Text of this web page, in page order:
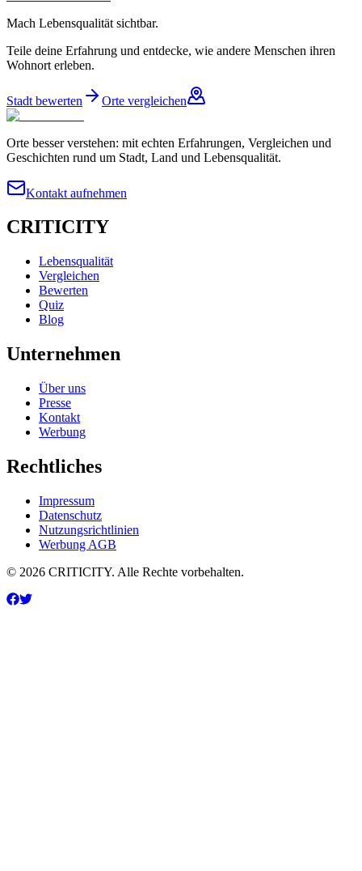
Mach Lebensqualität sichtbar.
Teile deine Erfahrung und entdecke, wie andere Menschen ihren
Wohnort erleben.
Stadt bewerten Orte vergleichen
Orte besser verstehen: mit echten Erfahrungen, Vergleichen und
Geschichten rund um Stadt, Land und Lebensqualität.
Kontakt aufnehmen
CRITICITY
Lebensqualität
Vergleichen
Bewerten
Quiz
Blog
Unternehmen
Über uns
Presse
Kontakt
Werbung
Rechtliches
Impressum
Datenschutz
Nutzungsrichtlinien
Werbung AGB
© 2026 CRITICITY. Alle Rechte vorbehalten.